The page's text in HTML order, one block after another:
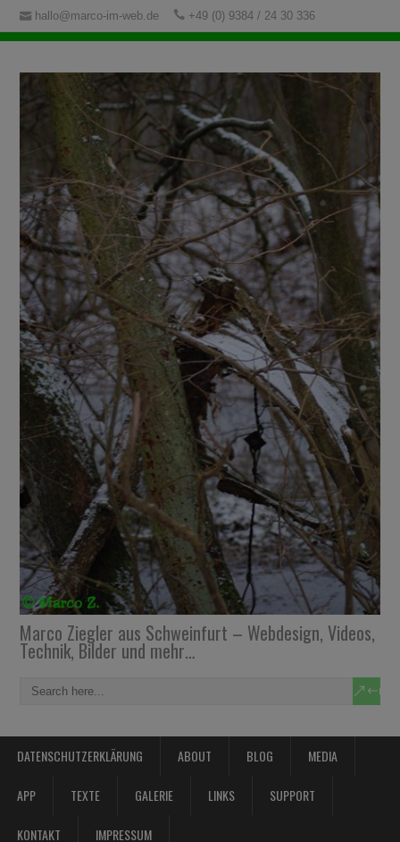
hallo@marco-im-web.de +49 (0) 9384 / 24 30 336
Marco Ziegler aus Schweinfurt – Webdesign, Videos,
Technik, Bilder und mehr…
DATENSCHUTZERKLÄRUNG ABOUT BLOG MEDIA
APP TEXTE GALERIE LINKS SUPPORT
KONTAKT IMPRESSUM